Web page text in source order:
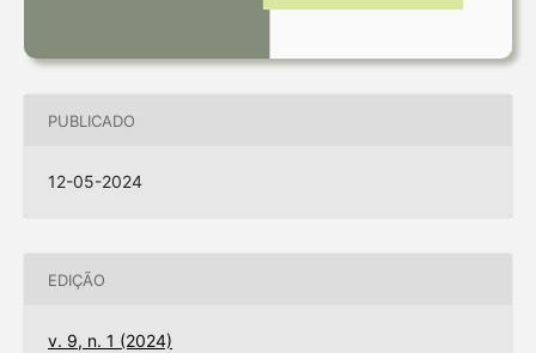
PUBLICADO
12-05-2024
EDIÇÃO
v. 9, n. 1 (2024)